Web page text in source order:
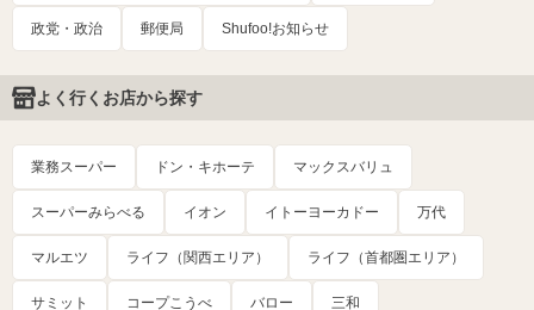
政党・政治 郵便局 Shufoo!お知らせ
よく行くお店から探す
業務スーパー ドン・キホーテ マックスバリュ
スーパーみらべる イオン イトーヨーカドー 万代
マルエツ ライフ（関西エリア） ライフ（首都圏エリア）
サミット コープこうべ バロー 三和